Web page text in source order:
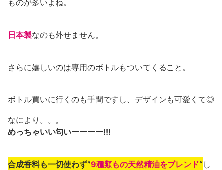
ものが多いよね。
日本製なのも外せません。
さらに嬉しいのは専用のボトルもついてくること。
ボトル買いに行くのも手間ですし、デザインも可愛くて◎
なにより。。。
めっちゃいい匂いーーーー!!!
合成香料も一切使わず”9種類もの天然精油をブレンド“ し